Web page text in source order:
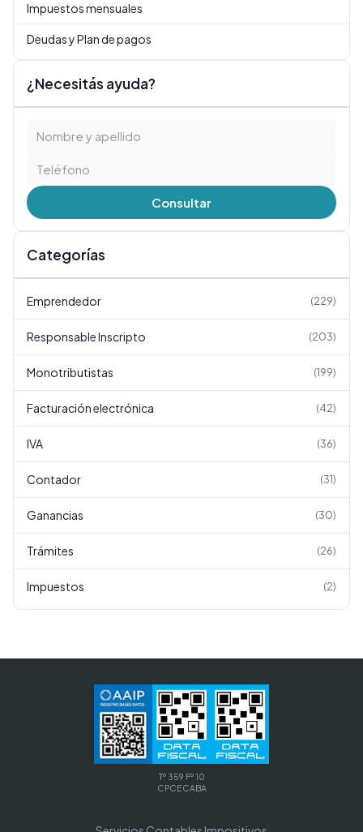
Impuestos mensuales
Deudas y Plan de pagos
¿Necesitás ayuda?
Consultar
Categorías
Emprendedor (229)
Responsable Inscripto (203)
Monotributistas (199)
Facturación electrónica (42)
IVA (36)
Contador (31)
Ganancias (30)
Trámites (26)
Impuestos (2)
Tº 359 Fº 10
CPCECABA